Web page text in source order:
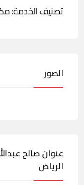
تصنيف الخدمة:
الصور
عنوان صالح
الرياض